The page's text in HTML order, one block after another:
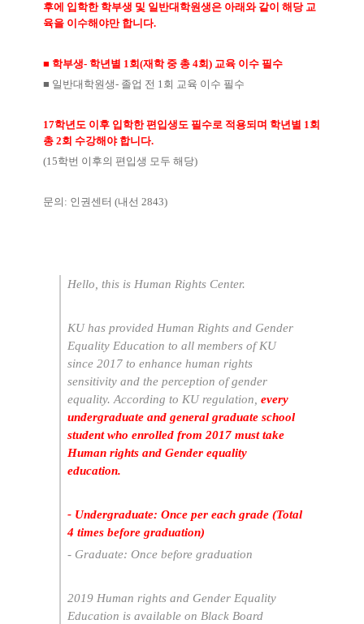
후에 입학한 학부생 및 일반대학원생은 아래와 같이 해당 교
육을 이수해야만 합니다.
■ 학부생- 학년별 1회 (재학 중 총 4회 ) 교육 이수 필수
■ 일반대학원생- 졸업 전 1회 교육 이수 필수
17학년도 이후 입학한 편입생도 필수로 적용되며 학년별 1회
총 2회 수강해야 합니다.
(15학번 이후의 편입생 모두 해당)
문의 : 인권센터 (내선 2843)
Hello, this is Human Rights Center.
KU has provided Human Rights and Gender
Equality Education to all members of KU
since 2017 to enhance human rights
sensitivity and the perception of gender
equality. According to KU regulation, every
undergraduate and general graduate school
student who enrolled from 2017 must take
Human rights and Gender equality
education.
- Undergraduate: Once per each grade (Total
4 times before graduation)
- Graduate: Once before graduation
2019 Human rights and Gender Equality
Education is available on Black Board